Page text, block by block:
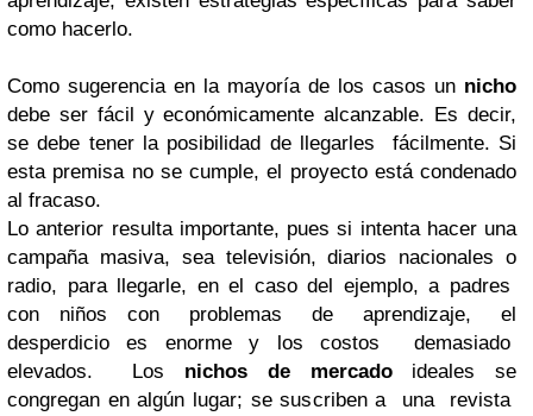
como hacerlo.
Como sugerencia en la mayoría de los casos un nicho
debe ser fácil y económicamente alcanzable. Es decir,
se debe tener la posibilidad de llegarles fácilmente. Si
esta premisa no se cumple, el proyecto está condenado
al fracaso.
Lo anterior resulta importante, pues si intenta hacer una
campaña masiva, sea televisión, diarios nacionales o
radio, para llegarle, en el caso del ejemplo, a padres
con niños con problemas de aprendizaje, el
desperdicio es enorme y los costos demasiado
elevados. Los nichos de mercado ideales se
congregan en algún lugar; se suscriben a una revista